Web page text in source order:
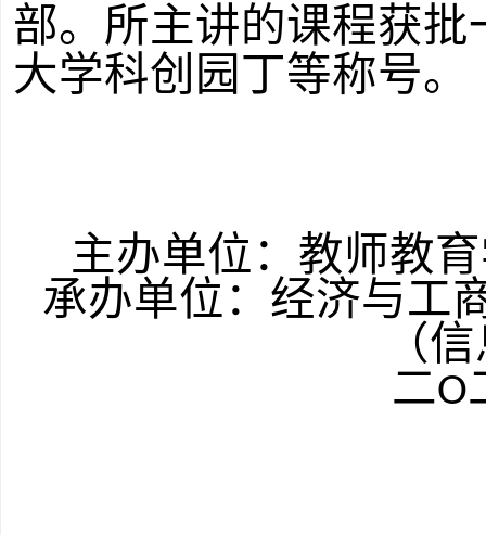
部。所主讲的课程获
大学科创园丁等称号。
主办单位：教师教
承办单位：经济与工
（
二O